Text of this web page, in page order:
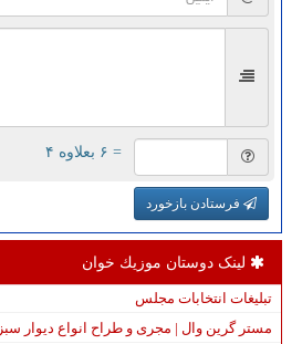
= ۶ بعلاوه ۴
فرستادن بازخورد
لینک دوستان موزیك خوان
تبلیغات انتخابات مجلس
مستر گرین وال | مجری و طراح انواع دیوار سبز